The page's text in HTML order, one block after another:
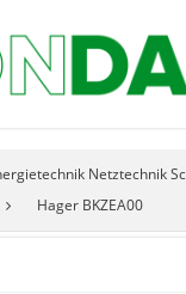
Netztechnik
Hager BKZEA00